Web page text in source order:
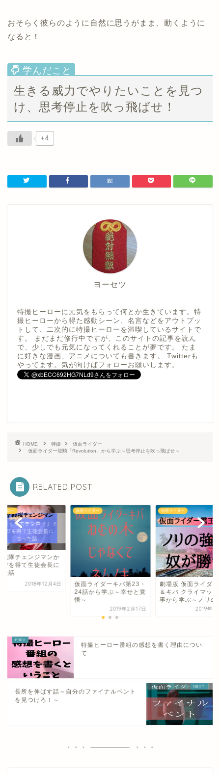
おそらく彼らのように自然に思うがまま、動くように
なると！
生きる威力でやりたいことを見つ
け、思考停止を吹っ飛ばせ！
+4
ヨーセツ
特撮ヒーローに元気をもらって何とか生きています。特
撮ヒーローから得た感動シーン、名言などをアウトプッ
トして、二次的に特撮ヒーローを満喫しているサイトで
す。 まだまだ修行中ですが、このサイトの記事を読ん
で、少しでも元気になってくれることが夢です。 たま
に好きな漫画、アニメについても書きます。 Twitterも
やってます。気が向けばフォローお願いします。
HOME 特撮
仮面ライダー
仮面ライダー龍騎「Revolution」から学ぶ～思考停止を吹っ飛ばせ～
RELATED POST
ーロー
戦隊チェンジマンか
びを得て生徒会長に
た話
2018年12月4日
仮面ライダー
仮面ライダーキバ第23・
24話から学ぶ～幸せと覚
悟～
2019年2月17日
仮面ライダー
劇場版 仮面ライダ
＆キバ クライマッ
事から学ぶ～ノリの
2019年3
特撮ヒーロー番組の感想を書く理由につい
て
長所を伸ばす話～自分のファイナルベント
を見つけろ！～